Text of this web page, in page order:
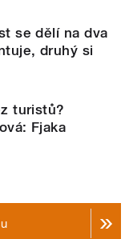
se dělí na dva
druhý si
turistů?
Fjaka